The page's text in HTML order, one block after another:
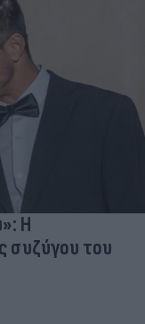
Η
συζύγου του